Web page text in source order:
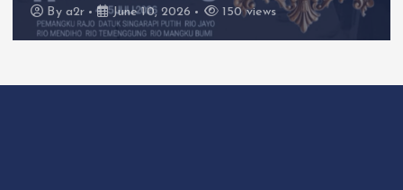
By a2r June 10, 2026 150 views